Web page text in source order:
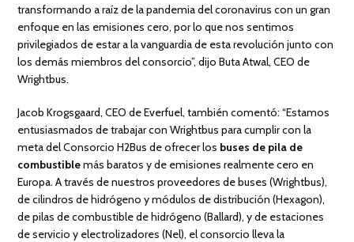
transformando a raíz de la pandemia del coronavirus con un gran
enfoque en las emisiones cero, por lo que nos sentimos
privilegiados de estar a la vanguardia de esta revolución junto con
los demás miembros del consorcio”, dijo Buta Atwal, CEO de
Wrightbus.
Jacob Krogsgaard, CEO de Everfuel, también comentó: “Estamos
entusiasmados de trabajar con Wrightbus para cumplir con la
meta del Consorcio H2Bus de ofrecer los buses de pila de
combustiblemás baratos y de emisiones realmente cero en
Europa. A través de nuestros proveedores de buses (Wrightbus),
de cilindros de hidrógeno y módulos de distribución (Hexagon),
de pilas de combustible de hidrógeno (Ballard), y de estaciones
de servicio y electrolizadores (Nel), el consorcio lleva la